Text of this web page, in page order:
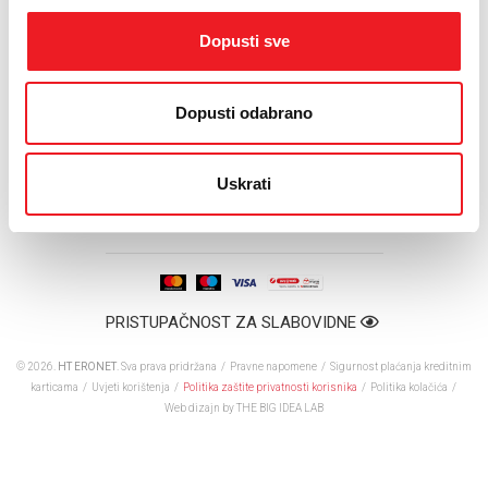
Dopusti sve
Dopusti odabrano
Uskrati
događanja, te svojim gledateljima nudi pregršt informacija
i zanimljivosti iz svijeta sporta.
www.hometv.ba.
PRISTUPAČNOST ZA SLABOVIDNE
© 2026. HT ERONET . Sva prava pridržana / Pravne napomene / Sigurnost plaćanja kreditnim
karticama / Uvjeti korištenja / Politika zaštite privatnosti korisnika / Politika kolačića /
Web dizajn by THE BIG IDEA LAB